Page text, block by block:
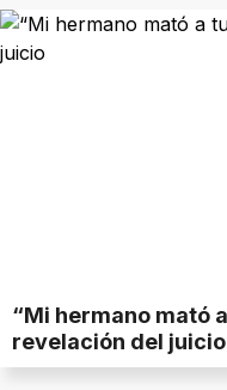
“Mi hermano mató
revelación del juicio